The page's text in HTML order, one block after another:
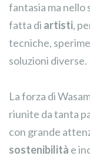
fantasia ma nello
fatta di artisti,
tecniche,
soluzioni diverse.
La forza di
riunite da tanta
con grande
sostenibilità e